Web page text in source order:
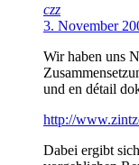
czz
3. November
Wir haben uns
und en détail
http://
Dabei ergibt